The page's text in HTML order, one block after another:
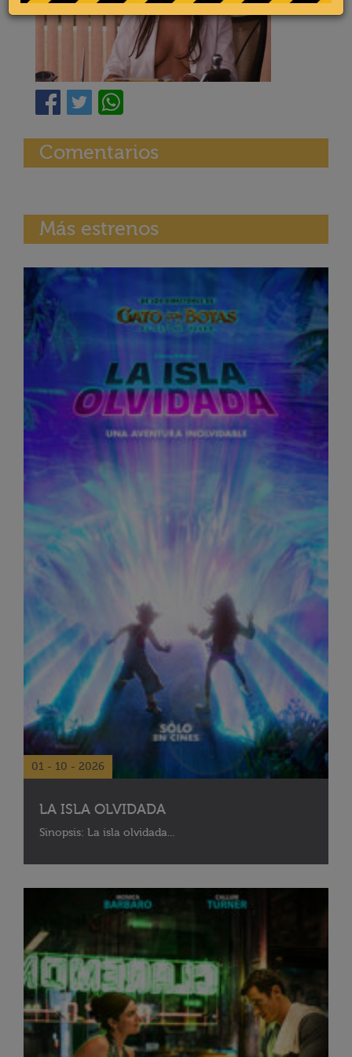
Comentarios
Más estrenos
01 - 10 - 2026
LA ISLA OLVIDADA
Sinopsis: La isla olvidada...